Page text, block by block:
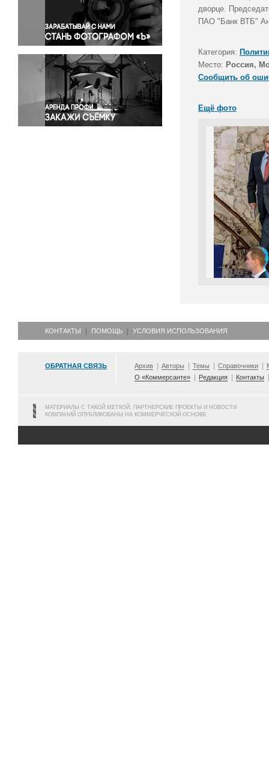
Правосудие
Происшествия и конфликты
Религия
Светская жизнь
Спорт
Экология
Экономика и бизнес
дворце.
ПАО "Банк ВТБ"
Категория:
Место: Россия,
Сообщить об
Ещё фото
КОНТАКТЫ ПОМОЩЬ УСЛОВИЯ ИСПОЛЬЗОВАНИЯ
ОБРАТНАЯ СВЯЗЬ Архив Авторы Темы Справочники
О «Коммерсанте»
Редакция Контакты
МАТЕРИАЛЫ С ТАКОЙ МЕТКОЙ, ПАРТНЕРСКИЕ ПРОЕКТЫ И НОВОСТИ
КОМПАНИЙ ОПУБЛИКОВАНЫ НА КОММЕРЧЕСКОЙ ОСНОВЕ